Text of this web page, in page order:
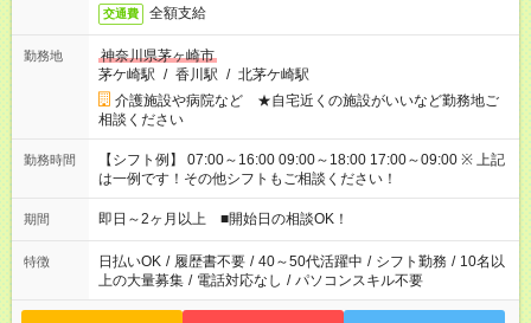
交通費 全額支給
勤務地
神奈川県茅ヶ崎市
茅ケ崎駅 / 香川駅 / 北茅ケ崎駅
介護施設や病院など ★自宅近くの施設がいいなど勤務地ご
相談ください
勤務時間
【シフト例】 07:00～16:00 09:00～18:00 17:00～09:00 ※ 上記
は一例です！その他シフトもご相談ください！
期間 即日～2ヶ月以上 ■開始日の相談OK！
特徴 日払いOK / 履歴書不要 / 40～50代活躍中 / シフト勤務 / 10名以
上の大量募集 / 電話対応なし / パソコンスキル不要